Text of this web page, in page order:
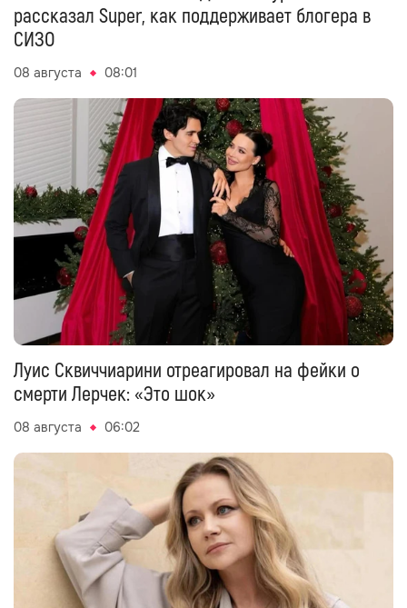
рассказал Super, как поддерживает блогера в
СИЗО
08 августа 08:01
Луис Сквиччиарини отреагировал на фейки о
смерти Лерчек: «Это шок»
08 августа 06:02